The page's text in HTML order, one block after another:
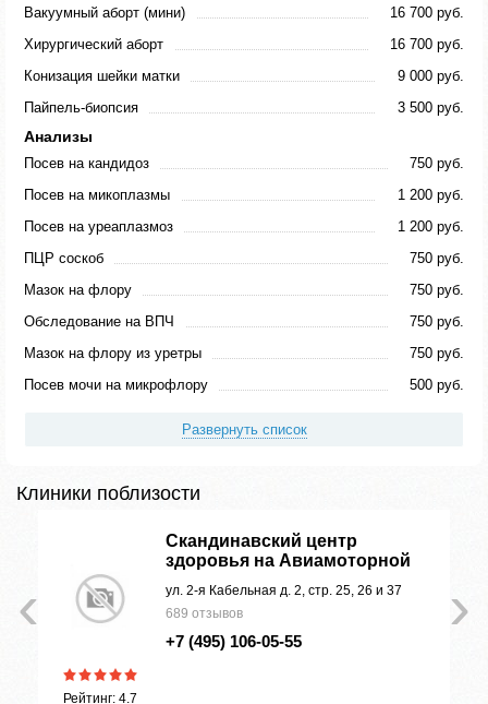
Вакуумный аборт (мини)
16 700 руб.
Хирургический аборт
16 700 руб.
Конизация шейки матки
9 000 руб.
Пайпель-биопсия
3 500 руб.
Анализы
Посев на кандидоз
750 руб.
Посев на микоплазмы
1 200 руб.
Посев на уреаплазмоз
1 200 руб.
ПЦР соскоб
750 руб.
Мазок на флору
750 руб.
Обследование на ВПЧ
750 руб.
Мазок на флору из уретры
750 руб.
Посев мочи на микрофлору
500 руб.
Развернуть список
Клиники поблизости
›
‹
Рейтинг: 4.7
Скандинавский центр
здоровья на Авиамоторной
ул. 2-я Кабельная д. 2, стр. 25, 26 и 37
689 отзывов
+7 (495) 106-05-55